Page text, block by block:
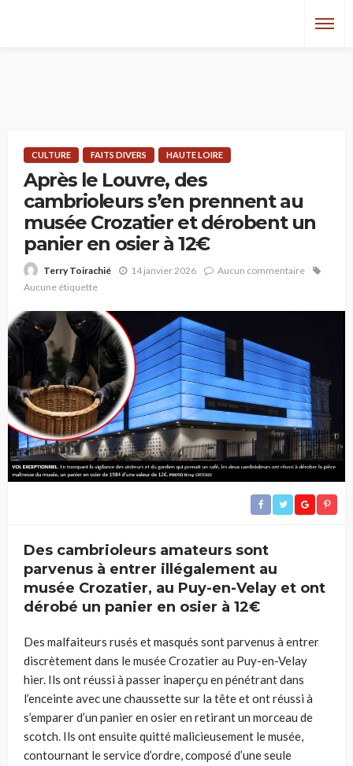
CULTURE FAITS DIVERS HAUTE LOIRE
Après le Louvre, des
cambrioleurs s’en prennent au
musée Crozatier et dérobent un
panier en osier à 12€
Terry Toirachié 14 janvier 2026
Aucun commentaire
Aucune étiquette
Des cambrioleurs amateurs sont
parvenus à entrer illégalement au
musée Crozatier, au Puy-en-Velay et ont
dérobé un panier en osier à 12€
Des malfaiteurs rusés et masqués sont parvenus à entrer
discrètement dans le musée Crozatier au Puy-en-Velay
hier. Ils ont réussi à passer inaperçu en pénétrant dans
l’enceinte avec une chaussette sur la tête et ont réussi à
s’emparer d’un panier en osier en retirant un morceau de
scotch. Ils ont ensuite quitté malicieusement le musée,
contournant le service d’ordre, composé d’une seule